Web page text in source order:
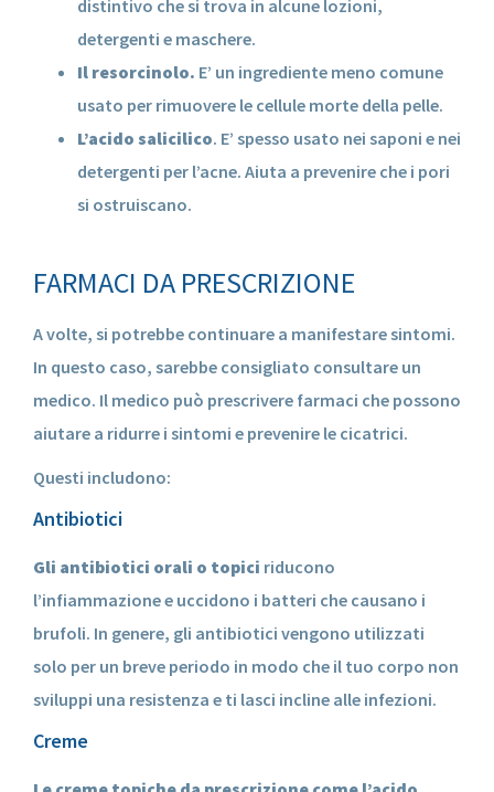
distintivo che si trova in alcune lozioni,
detergenti e maschere.
Il resorcinolo. E’ un ingrediente meno comune
usato per rimuovere le cellule morte della pelle.
L’acido salicilico. E’ spesso usato nei saponi e nei
detergenti per l’acne. Aiuta a prevenire che i pori
si ostruiscano.
FARMACI DA PRESCRIZIONE
A volte, si potrebbe continuare a manifestare sintomi.
In questo caso, sarebbe consigliato consultare un
medico. Il medico può prescrivere farmaci che possono
aiutare a ridurre i sintomi e prevenire le cicatrici.
Questi includono:
Antibiotici
Gli antibiotici orali o topici riducono
l’infiammazione e uccidono i batteri che causano i
brufoli. In genere, gli antibiotici vengono utilizzati
solo per un breve periodo in modo che il tuo corpo non
sviluppi una resistenza e ti lasci incline alle infezioni.
Creme